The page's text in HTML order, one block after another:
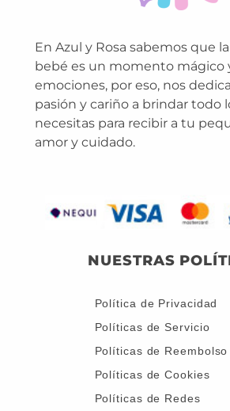
En Azul y Rosa sabemos que
bebé es un momento mágico
emociones, por eso, nos
pasión y cariño a brindar todo
necesitas para recibir a tu
amor y cuidado.
NUESTRAS
Política de Privacidad
Políticas de Servicio
Políticas de Reembolso
Políticas de Cookies
Políticas de Redes